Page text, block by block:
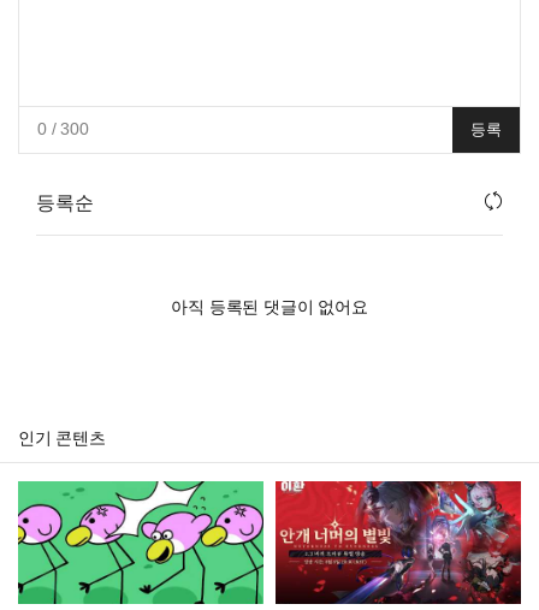
0/ 300 등록
등록순
아직 등록된 댓글이 없어요
인기 콘텐츠